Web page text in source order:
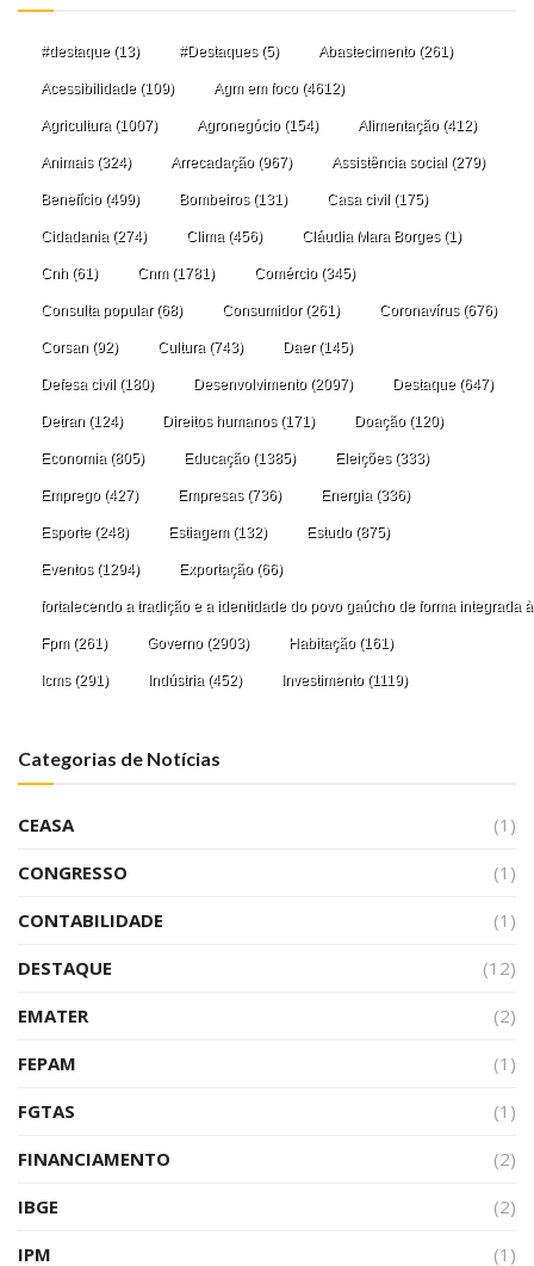
#destaque (13) #Destaques(5) Abastecimento(261)
Acessibilidade (109) Agm em foco(4612)
Agricultura (1007) Agronegócio(154) Alimentação(412)
Animais(324) Arrecadação(967) Assistência social (279)
Benefício(499) Bombeiros(131) Casa civil (175)
Cidadania (274) Clima (456) Cláudia Mara Borges(1)
Cnh (61) Cnm(1781) Comércio(345)
Consulta popular(68) Consumidor(261) Coronavírus(676)
Corsan (92) Cultura (743) Daer(145)
Defesa civil (180) Desenvolvimento(2097) Destaque (647)
Detran (124) Direitos humanos(171) Doação(120)
Economia (805) Educação(1385) Eleições(333)
Emprego(427) Empresas(736) Energia (336)
Esporte (248) Estiagem(132) Estudo(875)
Eventos(1294) Exportação(66)
fortalecendo a tradição e a identidade do povo gaúcho de forma
Fpm(261) Governo(2903) Habitação(161)
Icms(291) Indústria (452) Investimento(1119)
Categorias de Notícias
CEASA
(1)
CONGRESSO
(1)
CONTABILIDADE
(1)
DESTAQUE
(12)
EMATER
(2)
FEPAM
(1)
FGTAS
(1)
FINANCIAMENTO
(2)
IBGE
(2)
IPM
(1)